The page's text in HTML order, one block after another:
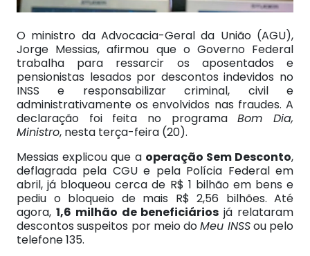
O ministro da Advocacia-Geral da União (AGU),
Jorge Messias, afirmou que o Governo Federal
trabalha para ressarcir os aposentados e
pensionistas lesados por descontos indevidos no
INSS e responsabilizar criminal, civil e
administrativamente os envolvidos nas fraudes. A
declaração foi feita no programaBom Dia,
Ministro, nesta terça-feira (20).
Messias explicou que a operação Sem Desconto,
deflagrada pela CGU e pela Polícia Federal em
abril, já bloqueou cerca de R$ 1 bilhão em bens e
pediu o bloqueio de mais R$ 2,56 bilhões. Até
agora, 1,6 milhão de beneficiários já relataram
descontos suspeitos por meio doMeu INSSou pelo
telefone 135.